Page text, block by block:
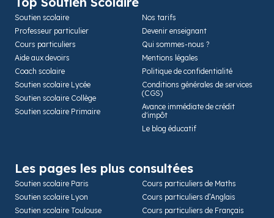
Soutien scolaire
Professeur particulier
Cours particuliers
Aide aux devoirs
Coach scolaire
Soutien scolaire Lycée
Soutien scolaire Collège
Soutien scolaire Primaire
Nos tarifs
Devenir enseignant
Qui sommes-nous ?
Mentions légales
Politique de confidentialité
Conditions générales de services
(CGS)
Avance immédiate de crédit
d'impôt
Le blog éducatif
Les pages les plus consultées
Soutien scolaire Paris
Soutien scolaire Lyon
Soutien scolaire Toulouse
Cours particuliers de Maths
Cours particuliers d’Anglais
Cours particuliers de Français